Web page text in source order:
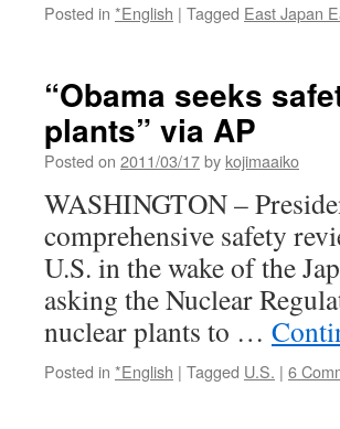
Posted in *English | Tagged East Japan
“Obama seeks
plants” via AP
Posted on 2011/03/17by kojimaaiko
WASHINGTON –
comprehensive safety
U.S. in the wake of the
asking the Nuclear
nuclear plants to …
Posted in *English | Tagged U.S. | 6